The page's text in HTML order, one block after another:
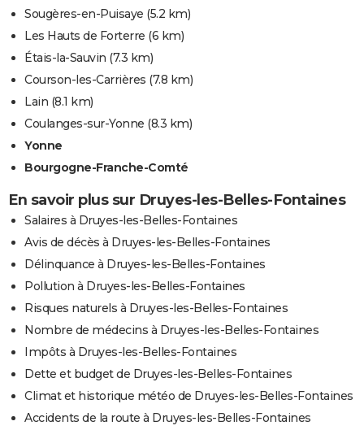
Sougères-en-Puisaye (5.2 km)
Les Hauts de Forterre (6 km)
Étais-la-Sauvin (7.3 km)
Courson-les-Carrières (7.8 km)
Lain (8.1 km)
Coulanges-sur-Yonne (8.3 km)
Yonne
Bourgogne-Franche-Comté
En savoir plus sur Druyes-les-Belles-Fontaines
Salaires à Druyes-les-Belles-Fontaines
Avis de décès à Druyes-les-Belles-Fontaines
Délinquance à Druyes-les-Belles-Fontaines
Pollution à Druyes-les-Belles-Fontaines
Risques naturels à Druyes-les-Belles-Fontaines
Nombre de médecins à Druyes-les-Belles-Fontaines
Impôts à Druyes-les-Belles-Fontaines
Dette et budget de Druyes-les-Belles-Fontaines
Climat et historique météo de Druyes-les-Belles-Fontaines
Accidents de la route à Druyes-les-Belles-Fontaines